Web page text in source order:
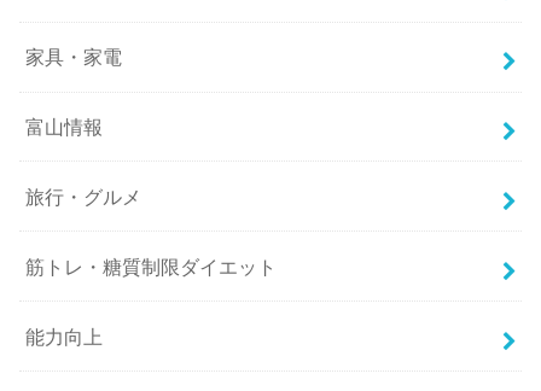
家具・家電
富山情報
旅行・グルメ
筋トレ・糖質制限ダイエット
能力向上